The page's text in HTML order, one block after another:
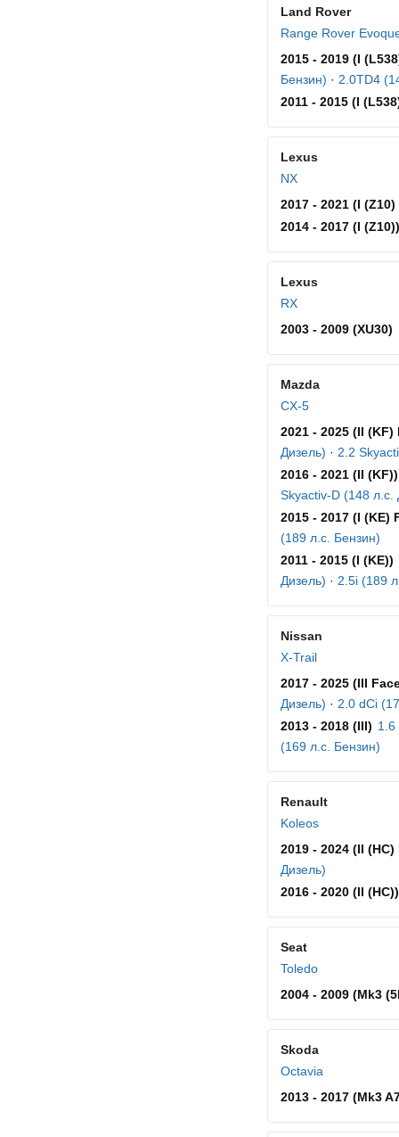
Land Rover
Range Rover
2015 - 2019 (I
Бензин) · 2.0TD4
2011 - 2015 (I
Lexus
NX
2017 - 2021 (I
2014 - 2017 (I (Z10))
Lexus
RX
2003 - 2009 (XU30)
Mazda
CX-5
2021 - 2025 (II
Дизель) · 2.2
2016 - 2021 (II (KF))
Skyactiv-D (148 л.с.
2015 - 2017 (I (KE)
(189 л.с. Бензин)
2011 - 2015 (I (KE))
Дизель) · 2.5i (189
Nissan
X-Trail
2017 - 2025 (III
Дизель) · 2.0 dCi
2013 - 2018 (III) 1.6
(169 л.с. Бензин)
Renault
Koleos
2019 - 2024 (II
Дизель)
2016 - 2020 (II (HC))
Seat
Toledo
2004 - 2009 (Mk3
Skoda
Octavia
2013 - 2017 (Mk3